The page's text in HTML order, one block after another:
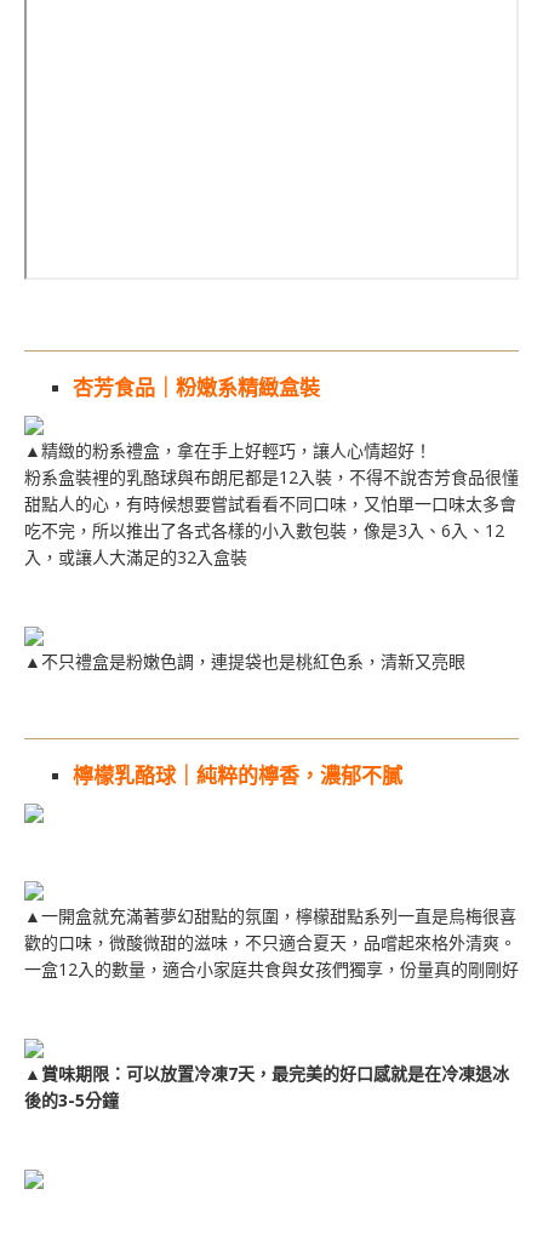
杏芳食品｜粉嫩系精緻盒裝
▲精緻的粉系禮盒，拿在手上好輕巧，讓人心情超好！
粉系盒裝裡的乳酪球與布朗尼都是12入裝，不得不說杏芳食品很懂
甜點人的心，有時候想要嘗試看看不同口味，又怕單一口味太多會
吃不完，所以推出了各式各樣的小入數包裝，像是3入、6入、12
入，或讓人大滿足的32入盒裝
▲不只禮盒是粉嫩色調，連提袋也是桃紅色系，清新又亮眼
檸檬乳酪球｜純粹的檸香，濃郁不膩
▲一開盒就充滿著夢幻甜點的氛圍，檸檬甜點系列一直是烏梅很喜
歡的口味，微酸微甜的滋味，不只適合夏天，品嚐起來格外清爽。
一盒12入的數量，適合小家庭共食與女孩們獨享，份量真的剛剛好
▲ 賞味期限：可以放置冷凍7天，最完美的好口感就是在冷凍退冰
後的3-5分鐘